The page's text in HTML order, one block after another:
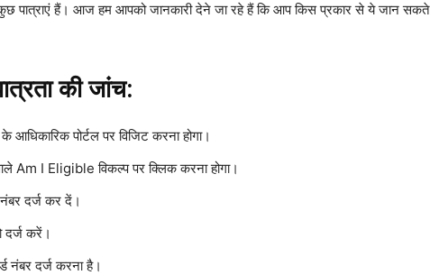
पात्राएं हैं। आज हम आपको जानकारी देने जा रहे हैं कि आप किस प्रकार से ये जान सकते
की जांच:
पोर्टल पर विजिट करना होगा।
I Eligible विकल्प पर क्लिक करना होगा।
दर्ज कर दें।
दर्ज करें।
नंबर दर्ज करना है।